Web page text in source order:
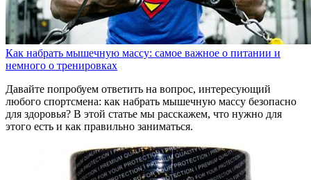
Как набрать мышечную массу: самое важное о питании и
немного о тренировках
Давайте попробуем ответить на вопрос, интересующий
любого спортсмена: как набрать мышечную массу безопасно
для здоровья? В этой статье мы расскажем, что нужно для
этого есть и как правильно заниматься.